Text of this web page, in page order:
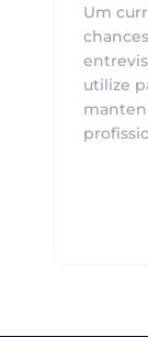
Um
utilize